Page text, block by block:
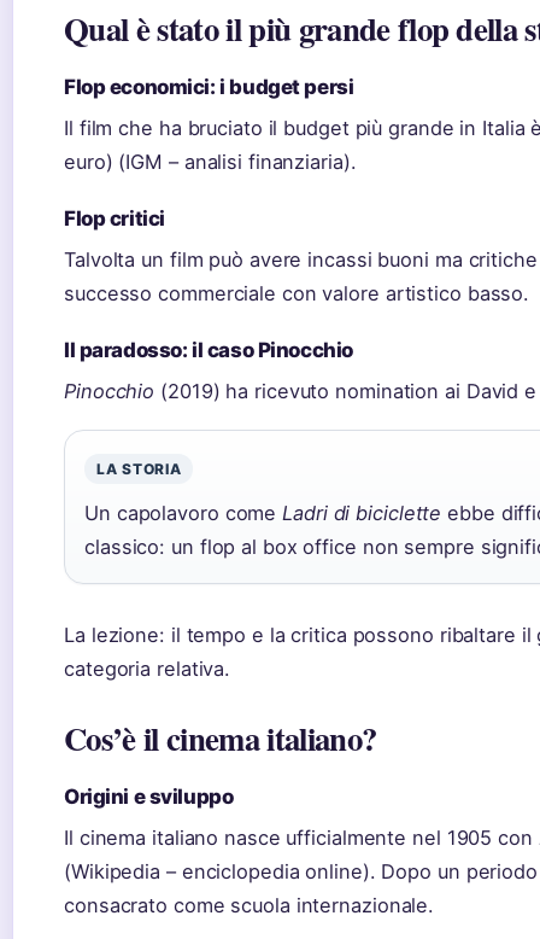
Qual è stato il più grande flop della
Flop economici: i budget persi
Il film che ha bruciato il budget più grande in Italia
euro) (IGM – analisi finanziaria).
Flop critici
Talvolta un film può avere incassi buoni ma
successo commerciale con valore artistico basso.
Il paradosso: il caso Pinocchio
Pinocchio (2019) ha ricevuto nomination ai David
LA STORIA
Un capolavoro comeLadri di biciclette ebbe
classico: un flop al box office non sempre
La lezione: il tempo e la critica possono ribaltare
categoria relativa.
Cos’è il cinema italiano?
Origini e sviluppo
Il cinema italiano nasce ufficialmente nel 1905 con
(Wikipedia – enciclopedia online). Dopo un
consacrato come scuola internazionale.